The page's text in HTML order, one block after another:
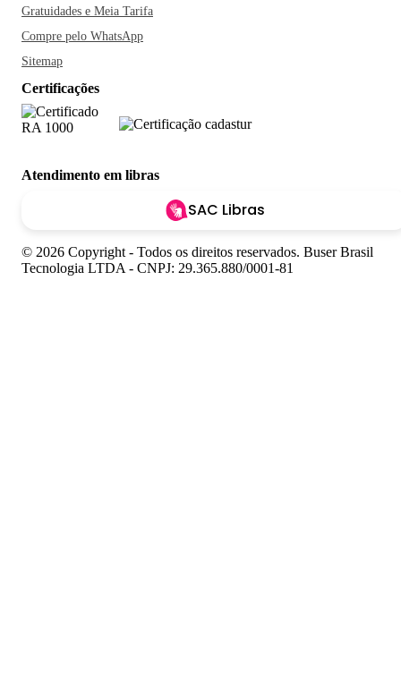
Gratuidades e Meia Tarifa
Compre pelo WhatsApp
Sitemap
Certificações
Atendimento em libras
SAC Libras
© 2026 Copyright - Todos os direitos reservados. Buser Brasil
Tecnologia LTDA - CNPJ: 29.365.880/0001-81